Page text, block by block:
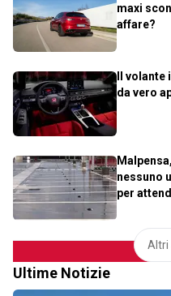
maxi
affare?
Il volante
da vero
nessuno
per
Altri
Ultime Notizie